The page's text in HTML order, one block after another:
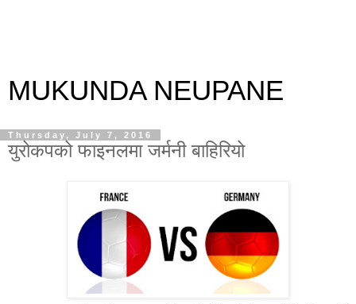
MUKUNDA NEUPANE
Thursday, July 7, 2016
युरोकपको फाइनलमा जर्मनी बाहिरियो